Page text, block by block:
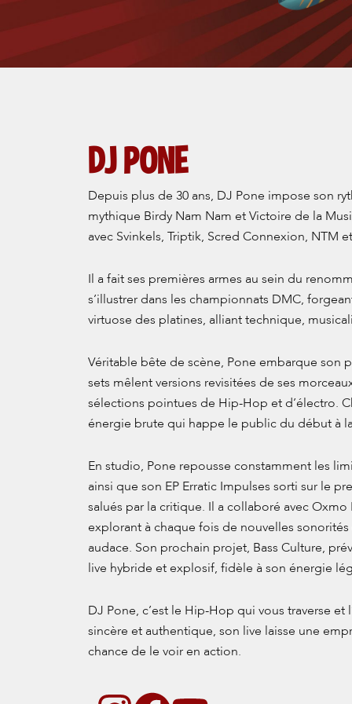
DJ PONE
Depuis plus de 30 ans, DJ Pone impose son
mythique Birdy Nam Nam et Victoire de la
avec Svinkels, Triptik, Scred Connexion, NTM
Il a fait ses premières armes au sein du
s’illustrer dans les championnats DMC,
virtuose des platines, alliant technique,
Véritable bête de scène, Pone embarque son
sets mêlent versions revisitées de ses
sélections pointues de Hip-Hop et d’électro.
énergie brute qui happe le public du début à
En studio, Pone repousse constamment les
ainsi que son EP Erratic Impulses sorti sur le
salués par la critique. Il a collaboré avec
explorant à chaque fois de nouvelles
audace. Son prochain projet, Bass Culture,
live hybride et explosif, fidèle à son énergie
DJ Pone, c’est le Hip-Hop qui vous traverse
sincère et authentique, son live laisse une
chance de le voir en action.